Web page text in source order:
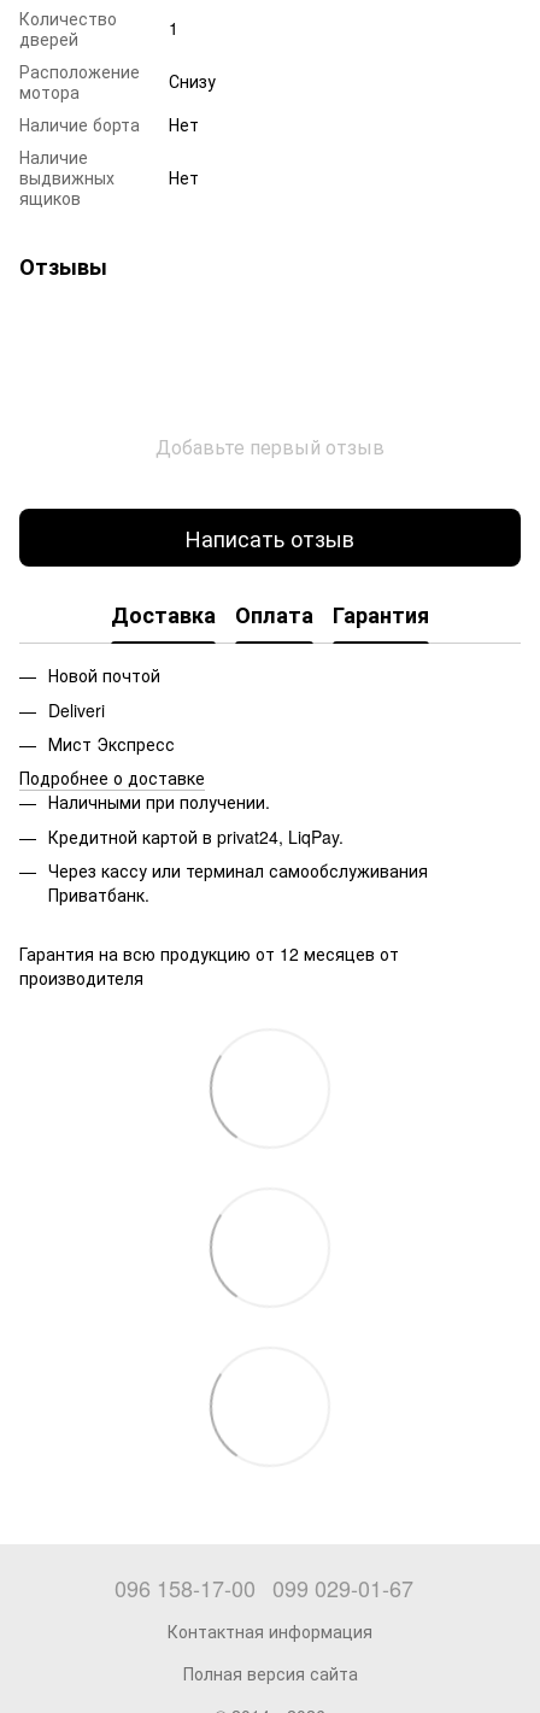
Количество
дверей
1
Расположение
мотора
Снизу
Наличие борта
Нет
Наличие
выдвижных
ящиков
Нет
Отзывы
Добавьте первый отзыв
Написать отзыв
Доставка Оплата Гарантия
Новой почтой
Deliveri
Мист Экспресс
Подробнее о доставке
Наличными при получении.
Кредитной картой в privat24, LiqPay.
Через кассу или терминал самообслуживания
Приватбанк.
Гарантия на всю продукцию от 12 месяцев от
производителя
096 158-17-00 099 029-01-67
Контактная информация
Полная версия сайта